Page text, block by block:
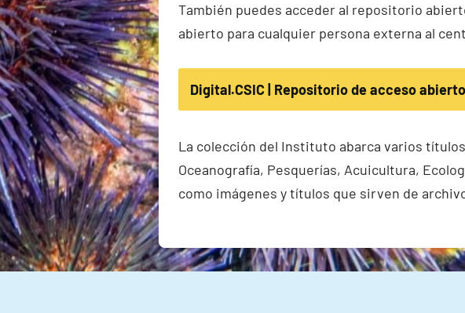
También puedes acceder al repositorio
abierto para cualquier persona externa al
Digital.CSIC | Repositorio de acceso abierto
La colección del Instituto abarca varios
Oceanografía, Pesquerías, Acuicultura,
como imágenes y títulos que sirven de